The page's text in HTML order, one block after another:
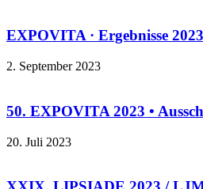
EXPOVITA · Ergebnisse 2023
2. September 2023
50. EXPOVITA 2023 •
20. Juli 2023